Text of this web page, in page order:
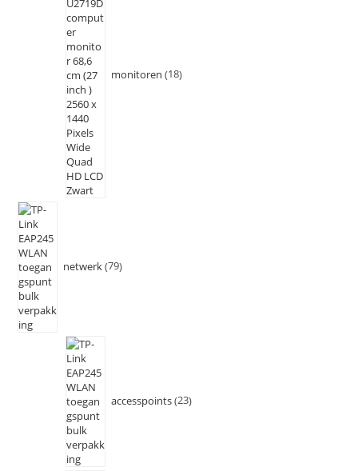
monitoren 18
netwerk 79
accesspoints 23